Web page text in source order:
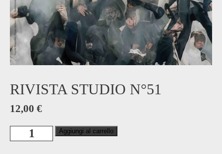
RIVISTA STUDIO N°51
12,00 €
Rivista
n°51
Aggiungi al carrello